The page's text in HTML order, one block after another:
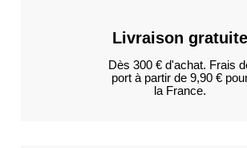
Livraison gratuite
Dès 300 € d'achat. Frais
port à partir de 9,90 €
la France.